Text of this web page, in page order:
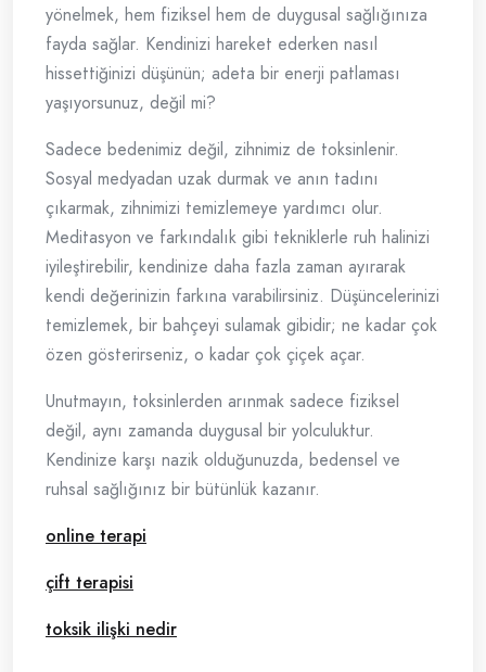
yönelmek, hem fiziksel hem de duygusal sağlığınıza
fayda sağlar. Kendinizi hareket ederken nasıl
hissettiğinizi düşünün; adeta bir enerji patlaması
yaşıyorsunuz, değil mi?
Sadece bedenimiz değil, zihnimiz de toksinlenir.
Sosyal medyadan uzak durmak ve anın tadını
çıkarmak, zihnimizi temizlemeye yardımcı olur.
Meditasyon ve farkındalık gibi tekniklerle ruh halinizi
iyileştirebilir, kendinize daha fazla zaman ayırarak
kendi değerinizin farkına varabilirsiniz. Düşüncelerinizi
temizlemek, bir bahçeyi sulamak gibidir; ne kadar çok
özen gösterirseniz, o kadar çok çiçek açar.
Unutmayın, toksinlerden arınmak sadece fiziksel
değil, aynı zamanda duygusal bir yolculuktur.
Kendinize karşı nazik olduğunuzda, bedensel ve
ruhsal sağlığınız bir bütünlük kazanır.
online terapi
çift terapisi
toksik ilişki nedir